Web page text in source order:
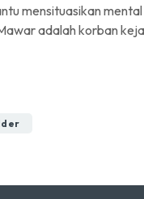
mensituasikan
adalah korban